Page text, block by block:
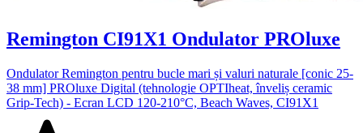
Remington CI91X1 Ondulator PROluxe
Ondulator Remington pentru bucle mari și valuri naturale [conic 25-
38 mm] PROluxe Digital (tehnologie OPTIheat, înveliș ceramic
Grip-Tech) - Ecran LCD 120-210°C, Beach Waves, CI91X1